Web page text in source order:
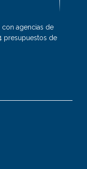
agencias de
presupuestos de